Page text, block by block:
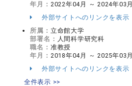
年月： 2022年04月 ～ 2024年03月
外部サイトへのリンクを表示
所属： 立命館大学
部署名： 人間科学研究科
職名： 准教授
年月： 2018年04月 ～ 2025年03月
外部サイトへのリンクを表示
全件表示 >>